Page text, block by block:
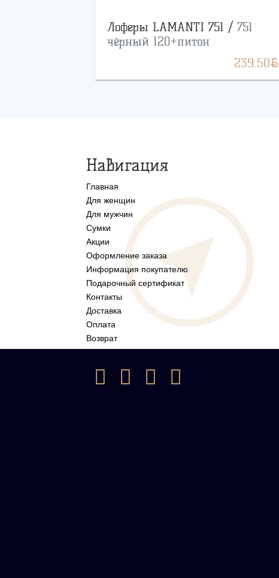
Лоферы LAMANTI 751 / 751
чёрный 120+питон
239.50BYN
Навигация
Главная
Для женщин
Для мужчин
Сумки
Акции
Оформление заказа
Информация покупателю
Подарочный сертификат
Контакты
Доставка
Оплата
Возврат